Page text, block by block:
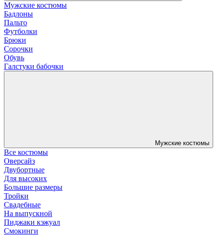
Мужские костюмы
Бадлоны
Пальто
Футболки
Брюки
Сорочки
Обувь
Галстуки бабочки
Мужские костюмы
Все костюмы
Оверсайз
Двубортные
Для высоких
Большие размеры
Тройки
Свадебные
На выпускной
Пиджаки кэжуал
Смокинги